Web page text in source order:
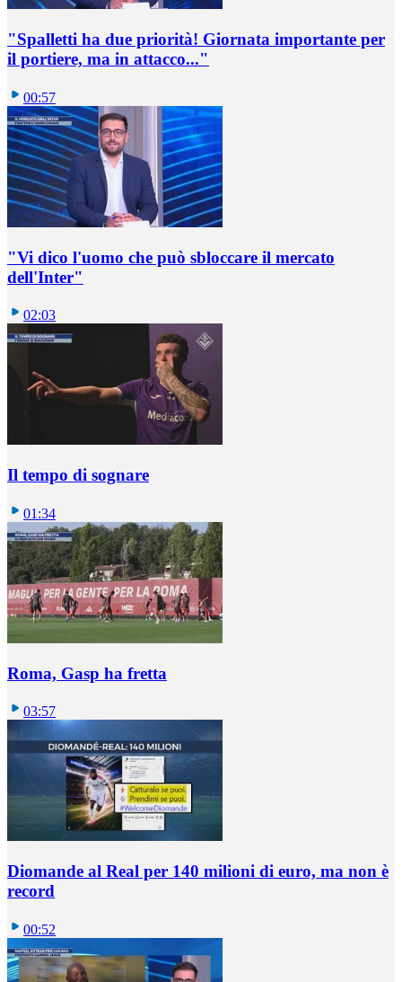
"Spalletti ha due priorità! Giornata importante per
il portiere, ma in attacco..."
00:57
"Vi dico l'uomo che può sbloccare il mercato
dell'Inter"
02:03
Il tempo di sognare
01:34
Roma, Gasp ha fretta
03:57
Diomande al Real per 140 milioni di euro, ma non è
record
00:52